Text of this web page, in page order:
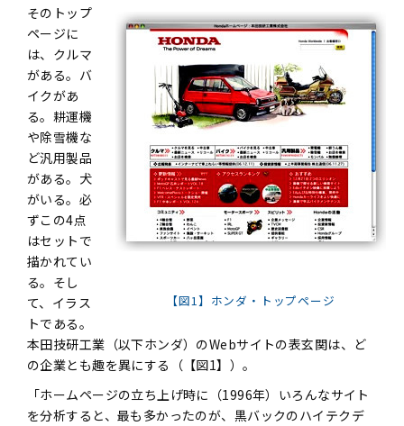
【図1】ホンダ・トップページ
そのトップ
ページに
は、クルマ
がある。バ
イクがあ
る。耕運機
や除雪機な
ど汎用製品
がある。犬
がいる。必
ずこの4点
はセットで
描かれてい
る。そし
て、イラス
トである。
本田技研工業（以下ホンダ）のWebサイトの表玄関は、ど
の企業とも趣を異にする（【図1】）。
「ホームページの立ち上げ時に（1996年）いろんなサイト
を分析すると、最も多かったのが、黒バックのハイテクデ